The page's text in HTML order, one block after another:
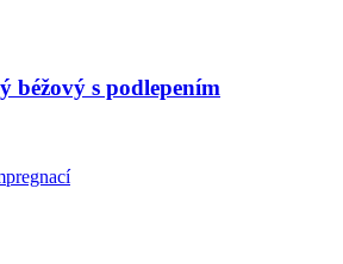
béžový s podlepením